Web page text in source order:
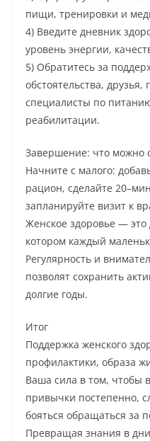
пищи, тренировки и
4) Введите дневник
уровень энергии,
5) Обратитесь за
обстоятельства,
специалисты по
реабилитации.
Завершение: что можно
Начните с малого:
рацион, сделайте
запланируйте визит к
Женское здоровье —
котором каждый
Регулярность и
позволят сохранить
долгие годы.
Итог
Поддержка женского
профилактики, образа
Ваша сила в том, чтобы
привычки постепенно,
бояться обращаться за
Превращая знания в